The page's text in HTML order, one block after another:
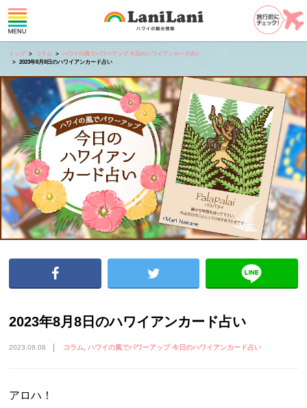
トップ コラム
ハワイの風でパワーアップ 今日のハワイアンカード占い
2023年8月8日のハワイアンカード占い
2023年8月8日のハワイアンカード占い
2023.08.08 コラム ハワイの風でパワーアップ 今日のハワイアンカード占い
アロハ！